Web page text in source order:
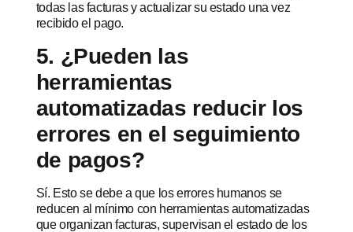
todas las facturas y actualizar su estado una vez
recibido el pago.
5. ¿Pueden las
herramientas
automatizadas reducir los
errores en el seguimiento
de pagos?
Sí. Esto se debe a que los errores humanos se
reducen al mínimo con herramientas automatizadas
que organizan facturas, supervisan el estado de los